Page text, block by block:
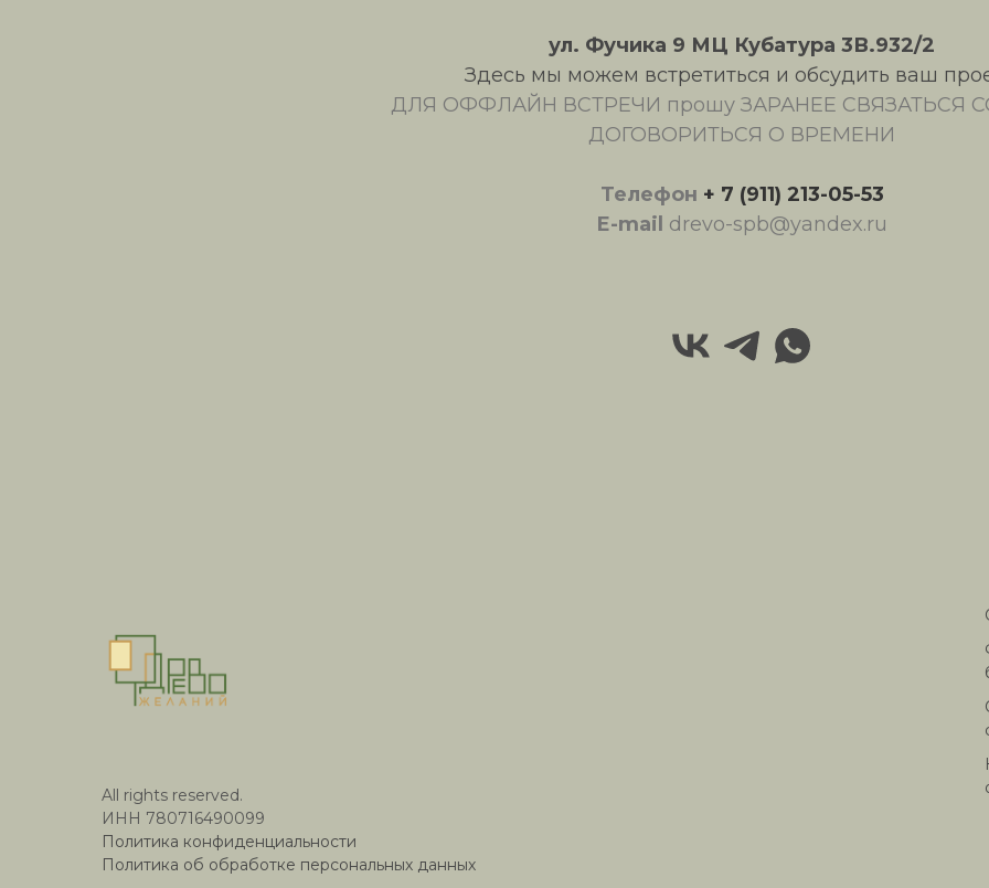
ул. Фучика 9 МЦ Кубатура 3В.932/2
Здесь мы можем встретиться и обсудить ваш
ДЛЯ ОФФЛАЙН ВСТРЕЧИ прошу ЗАРАНЕЕ СВЯЗАТЬСЯ
ДОГОВОРИТЬСЯ О ВРЕМЕНИ
Телефон + 7 (911) 213-05-53
E-mail drevo-spb@yandex.ru
All rights reserved.
ИНН 780716490099
Политика конфиденциальности
Политика об обработке персональных данных